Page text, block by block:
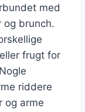
med
og brunch.
frugt for
riddere
og arme